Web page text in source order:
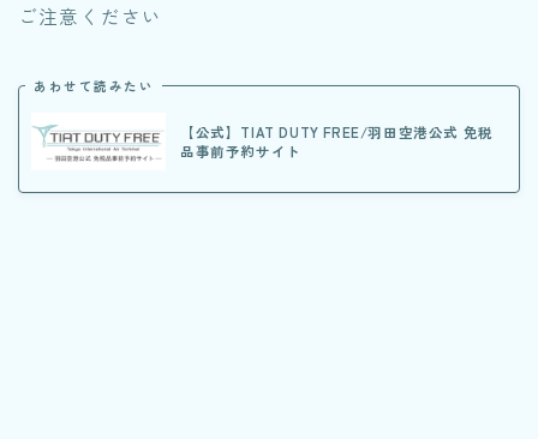
ご注意ください
あわせて読みたい
【公式】TIAT DUTY FREE/羽田空港公式 免税
品事前予約サイト